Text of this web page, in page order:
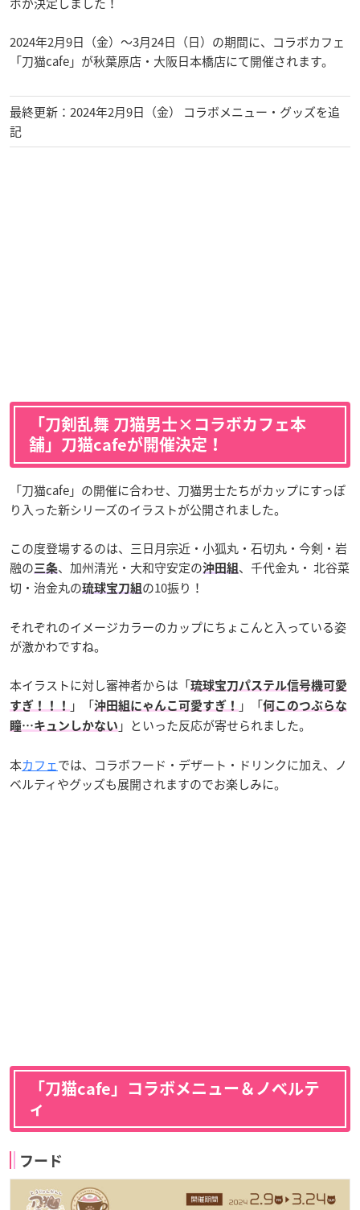
ボが決定しました！
2024年2月9日（金）～3月24日（日）の期間に、コラボカフェ
「刀猫cafe」が秋葉原店・大阪日本橋店にて開催されます。
最終更新：2024年2月9日（金） コラボメニュー・グッズを追
記
「刀剣乱舞 刀猫男士×コラボカフェ本
舗」刀猫cafeが開催決定！
「刀猫cafe」の開催に合わせ、刀猫男士たちがカップにすっぽ
り入った新シリーズのイラストが公開されました。
この度登場するのは、三日月宗近・小狐丸・石切丸・今剣・岩
融の三条、加州清光・大和守安定の沖田組 、千代金丸・ 北谷菜
切・治金丸の琉球宝刀組 の10振り！
それぞれのイメージカラーのカップにちょこんと入っている姿
が激かわですね。
本イラストに対し審神者からは「琉球宝刀パステル信号機可愛
すぎ！！！
」「沖田組にゃんこ可愛すぎ！ 」「何このつぶらな
瞳…キュンしかない 」といった反応が寄せられました。
本カフェでは、コラボフード・デザート・ドリンクに加え、ノ
ベルティやグッズも展開されますのでお楽しみに。
「刀猫cafe」コラボメニュー＆ノベルテ
ィ
フード